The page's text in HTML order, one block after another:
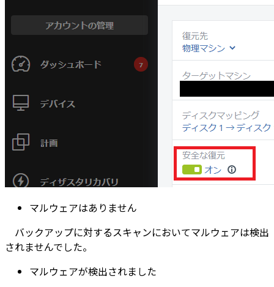
マルウェアはありません
バックアップに対するスキャンにおいてマルウェアは検出
されませんでした。
マルウェアが検出されました